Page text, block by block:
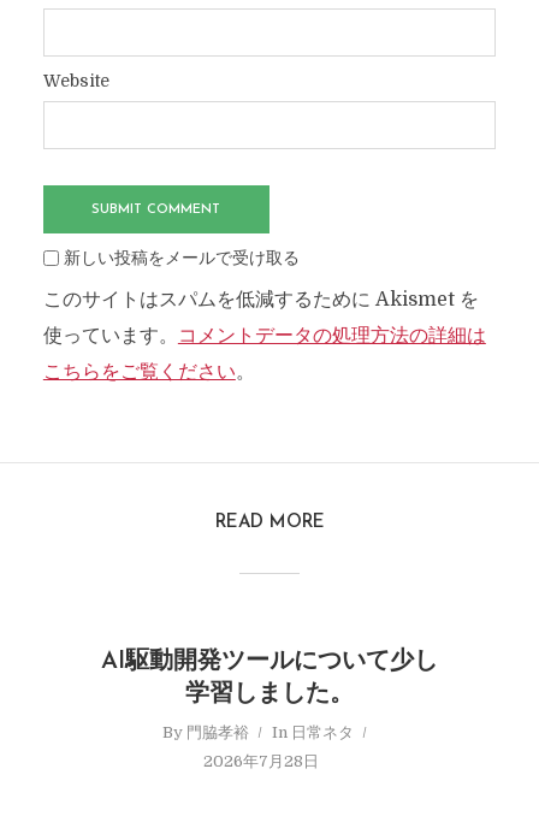
Website
新しい投稿をメールで受け取る
このサイトはスパムを低減するために Akismet を
使っています。
コメントデータの処理方法の詳細は
こちらをご覧ください。
READ MORE
AI駆動開発ツールについて少し
学習しました。
By 門脇孝裕 In 日常ネタ
2026年7月28日